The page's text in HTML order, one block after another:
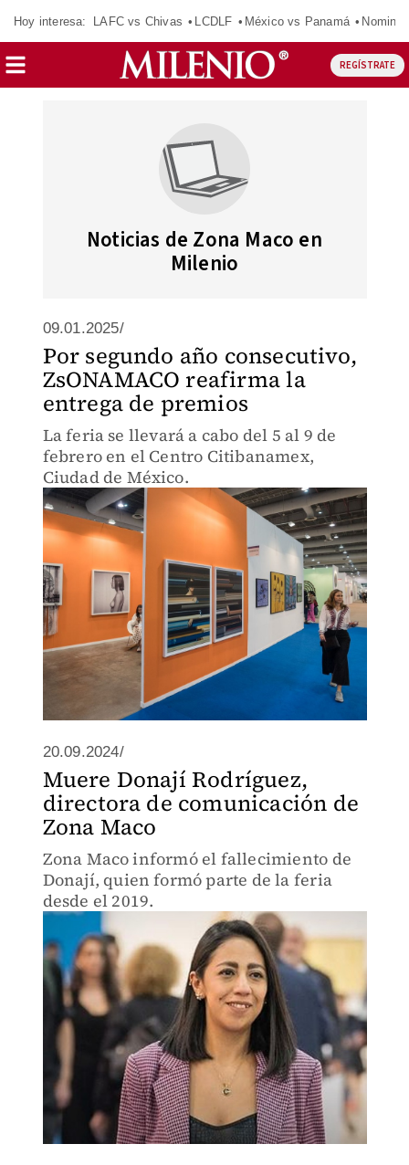
Hoy interesa: LAFC vs Chivas LCDLF México vs Panamá
REGÍSTRATE
Noticias de Zona Maco en
Milenio
09.01.2025/
Por segundo año consecutivo,
ZsONAMACO reafirma la
entrega de premios
La feria se llevará a cabo del 5 al 9 de
febrero en el Centro Citibanamex,
Ciudad de México.
20.09.2024/
Muere Donají Rodríguez,
directora de comunicación de
Zona Maco
Zona Maco informó el fallecimiento de
Donají, quien formó parte de la feria
desde el 2019.